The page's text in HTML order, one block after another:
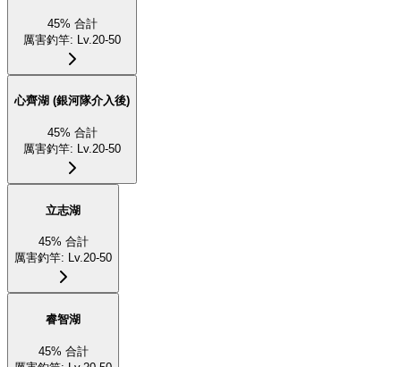
45% 合計
厲害釣竿: Lv.20-50
心齊湖 (銀河隊介入後)
45% 合計
厲害釣竿: Lv.20-50
立志湖
45% 合計
厲害釣竿: Lv.20-50
睿智湖
45% 合計